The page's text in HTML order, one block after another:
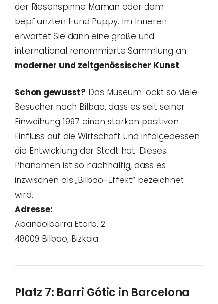
der Riesenspinne Maman oder dem
bepflanzten Hund Puppy. Im Inneren
erwartet Sie dann eine große und
international renommierte Sammlung an
moderner und zeitgenössischer Kunst.
Schon gewusst? Das Museum lockt so viele
Besucher nach Bilbao, dass es seit seiner
Einweihung 1997 einen starken positiven
Einfluss auf die Wirtschaft und infolgedessen
die Entwicklung der Stadt hat. Dieses
Phänomen ist so nachhaltig, dass es
inzwischen als „Bilbao-Effekt“ bezeichnet
wird.
Adresse:
Abandoibarra Etorb. 2
48009 Bilbao, Bizkaia
Platz 7: Barri Gótic in Barcelona